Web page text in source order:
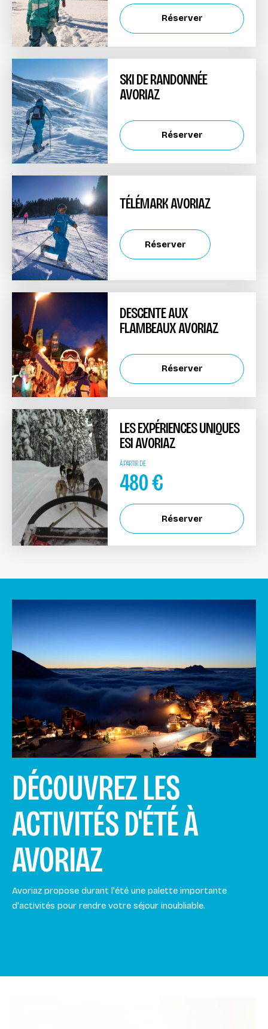
Réserver
SKI DE RANDONNÉE
AVORIAZ
Réserver
TÉLÉMARK AVORIAZ
Réserver
DESCENTE AUX
FLAMBEAUX AVORIAZ
Réserver
LES EXPÉRIENCES UNIQUES
ESI AVORIAZ
À PARTIR DE
480€
Réserver
DÉCOUVREZ LES
ACTIVITÉS D'ÉTÉ À
AVORIAZ
Avoriaz propose durant l'été une palette importante
d'activités pour rendre votre séjour inoubliable.